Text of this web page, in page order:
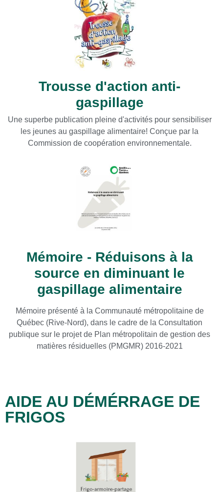
Trousse d'action anti-
gaspillage
Une superbe publication pleine d'activités pour sensibiliser
les jeunes au gaspillage alimentaire! Conçue par la
Commission de coopération environnementale.
Mémoire - Réduisons à la
source en diminuant le
gaspillage alimentaire
Mémoire présenté à la Communauté métropolitaine de
Québec (Rive-Nord), dans le cadre de la Consultation
publique sur le projet de Plan métropolitain de gestion des
matières résiduelles (PMGMR) 2016-2021
AIDE AU DÉMÉRRAGE DE
FRIGOS